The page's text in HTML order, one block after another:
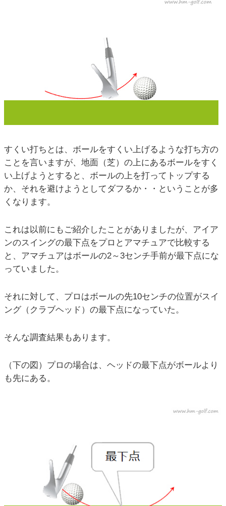
すくい打ちとは、ボールをすくい上げるような打ち方の
ことを言いますが、地面（芝）の上にあるボールをすく
い上げようとすると、ボールの上を打ってトップする
か、それを避けようとしてダフるか・・ということが多
くなります。
これは以前にもご紹介したことがありましたが、アイア
ンのスイングの最下点をプロとアマチュアで比較する
と、アマチュアはボールの2～3センチ手前が最下点にな
っていました。
それに対して、プロはボールの先10センチの位置がスイ
ング（クラブヘッド）の最下点になっていた。
そんな調査結果もあります。
（下の図）プロの場合は、ヘッドの最下点がボールより
も先にある。